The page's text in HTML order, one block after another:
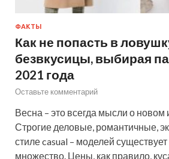
ФАКТЫ
Как не попасть в
безвкусицы, выбирая
2021 года
Оставьте комментарий
Весна – это всегда мысли о новом
Строгие деловые, романтичные,
стиле casual – моделей
множество. Цены, как правило,